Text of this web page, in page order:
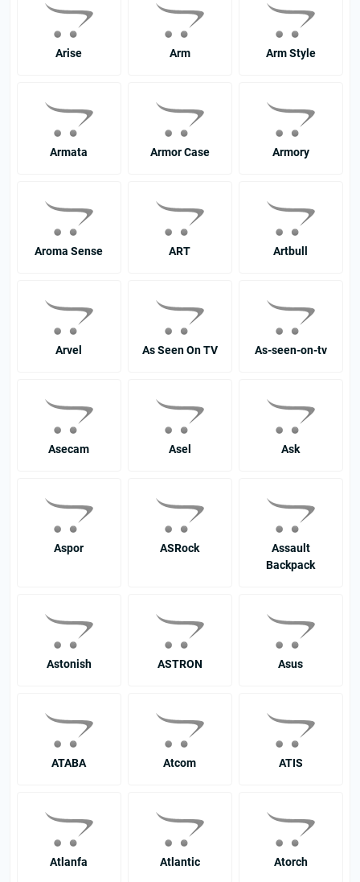
Arise Arm Arm Style
Armata Armor Case Armory
Aroma Sense ART Artbull
Arvel As Seen On TV As-seen-on-tv
Asecam Asel Ask
Aspor ASRock
Assault
Backpack
Astonish ASTRON Asus
ATABA Atcom ATIS
Atlanfa Atlantic Atorch